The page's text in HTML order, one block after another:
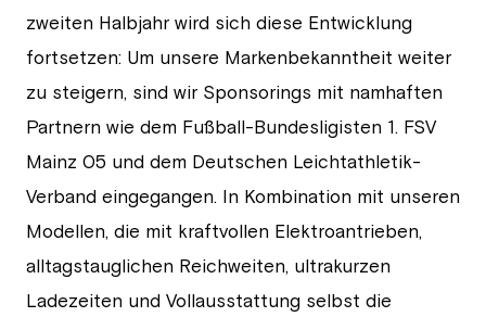
zweiten Halbjahr wird sich diese Entwicklung
fortsetzen: Um unsere Markenbekanntheit weiter
zu steigern, sind wir Sponsorings mit namhaften
Partnern wie dem Fußball-Bundesligisten 1. FSV
Mainz 05 und dem Deutschen Leichtathletik-
Verband eingegangen. In Kombination mit unseren
Modellen, die mit kraftvollen Elektroantrieben,
alltagstauglichen Reichweiten, ultrakurzen
Ladezeiten und Vollausstattung selbst die